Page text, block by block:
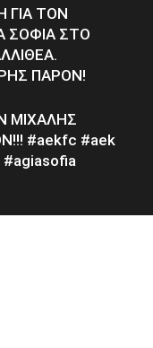
ΓΙΑ ΤΟΝ
ΣΟΦΙΑ ΣΤΟ
ΠΑΡΟΝ!
ΜΙΧΑΛΗΣ
#aekfc #aek